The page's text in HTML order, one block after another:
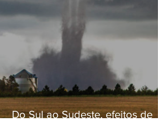
Do Sul ao Sudeste, efeitos de